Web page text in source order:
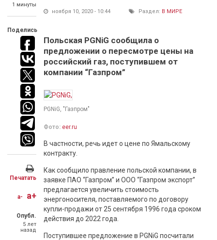
1 минуты
Поделись
Печатать
a- a+
Опубл.
5 лет
назад
ноября 10, 2020 - 10:44 Раздел: В МИРЕ
Польская PGNiG сообщила о
предложении о пересмотре цены на
российский газ, поступившем от
компании “Газпром”
PGNiG, "Газпром"
Фото: eer.ru
В частности, речь идет о цене по Ямальскому
контракту.
Как сообщило правление польской компании, в
заявке ПАО “Газпром” и ООО “Газпром экспорт”
предлагается увеличить стоимость
энергоносителя, поставляемого по договору
купли-продажи от 25 сентября 1996 года сроком
действия до 2022 года.
Поступившее предложение в PGNiG посчитали